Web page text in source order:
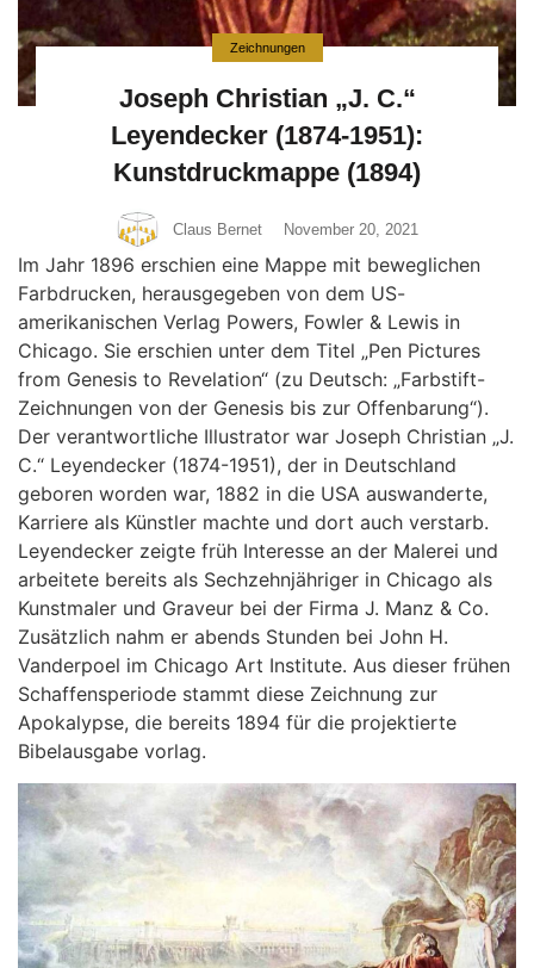
Zeichnungen
Joseph Christian „J. C.“
Leyendecker (1874-1951):
Kunstdruckmappe (1894)
Claus Bernet November 20, 2021
Im Jahr 1896 erschien eine Mappe mit beweglichen
Farbdrucken, herausgegeben von dem US-
amerikanischen Verlag Powers, Fowler & Lewis in
Chicago. Sie erschien unter dem Titel „Pen Pictures
from Genesis to Revelation“ (zu Deutsch: „Farbstift-
Zeichnungen von der Genesis bis zur Offenbarung“).
Der verantwortliche Illustrator war Joseph Christian „J.
C.“ Leyendecker (1874-1951), der in Deutschland
geboren worden war, 1882 in die USA auswanderte,
Karriere als Künstler machte und dort auch verstarb.
Leyendecker zeigte früh Interesse an der Malerei und
arbeitete bereits als Sechzehnjähriger in Chicago als
Kunstmaler und Graveur bei der Firma J. Manz & Co.
Zusätzlich nahm er abends Stunden bei John H.
Vanderpoel im Chicago Art Institute. Aus dieser frühen
Schaffensperiode stammt diese Zeichnung zur
Apokalypse, die bereits 1894 für die projektierte
Bibelausgabe vorlag.